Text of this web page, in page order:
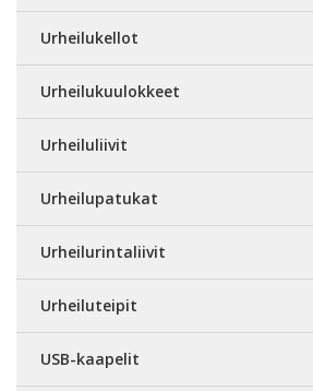
Urheilukellot
Urheilukuulokkeet
Urheiluliivit
Urheilupatukat
Urheilurintaliivit
Urheiluteipit
USB-kaapelit